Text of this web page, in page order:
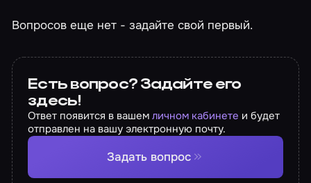
Вопросов еще нет - задайте свой первый.
Есть вопрос? Задайте его
здесь!
Ответ появится в вашемличном кабинете и будет
отправлен на вашу электронную почту.
Задать вопрос